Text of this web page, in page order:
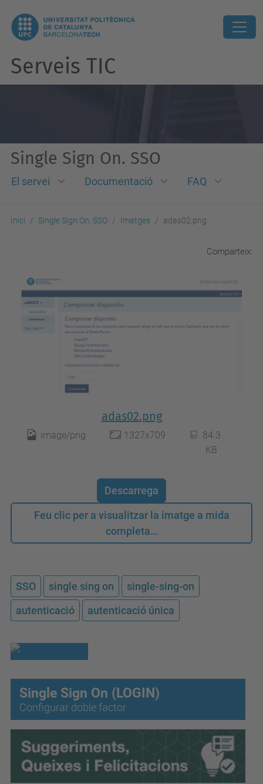
Serveis TIC
Single Sign On. SSO
El servei Documentació FAQ
Inici Single Sign On. SSO Imatges adas02.png
Comparteix:
adas02.png
image/png 1327x709
84.3
KB
Descarrega
Feu clic per a visualitzar la imatge a mida
completa…
SSO single sing on
single-sing-on
autenticació
autenticació única
Single Sign On (LOGIN)
Configurar doble factor